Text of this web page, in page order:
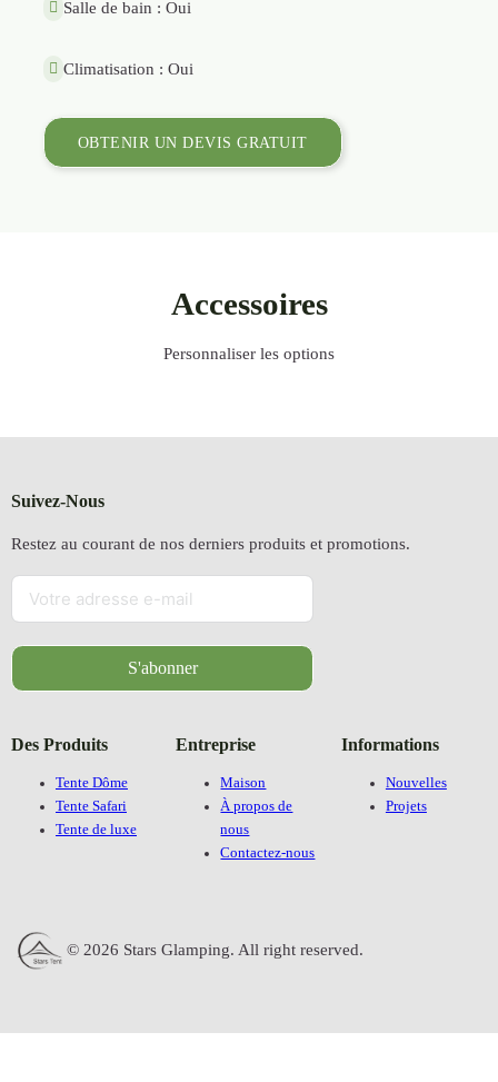
Salle de bain : Oui
Climatisation : Oui
OBTENIR UN DEVIS GRATUIT
Accessoires
Personnaliser les options
Des Produits
Tente Dôme
Tente Safari
Tente de luxe
Entreprise
Maison
À propos de
nous
Contactez-nous
Informations
Nouvelles
Projets
Suivez-Nous
Restez au courant de nos derniers produits et promotions.
S'abonner
© 2026 Stars Glamping. All right reserved.